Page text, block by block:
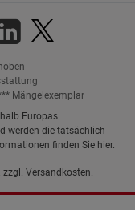
Mängelexemplar
Europas.
werden die tatsächlich
finden Sie hier.
zzgl. Versandkosten.